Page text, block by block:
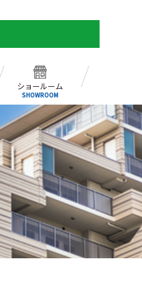
ショールーム
SHOWROOM